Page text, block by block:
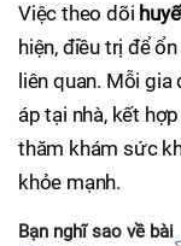
Việc theo dõi
hiện, điều trị để
liên quan. Mỗi
áp tại nhà, kết
thăm khám sức
khỏe mạnh.
Bạn nghĩ sao về bài